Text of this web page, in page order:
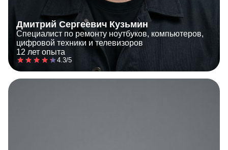
Дмитрий Сергеевич Кузьмин
Специалист по ремонту ноутбуков, компьютеров,
цифровой техники и телевизоров
12 лет опыта
4.3/5